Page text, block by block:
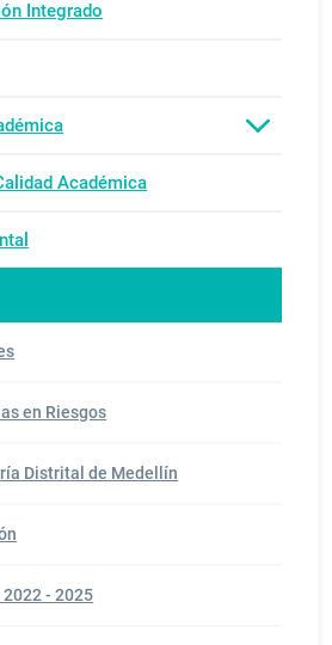
Integrado
Académica
en Riesgos
Distrital de Medellín
- 2025